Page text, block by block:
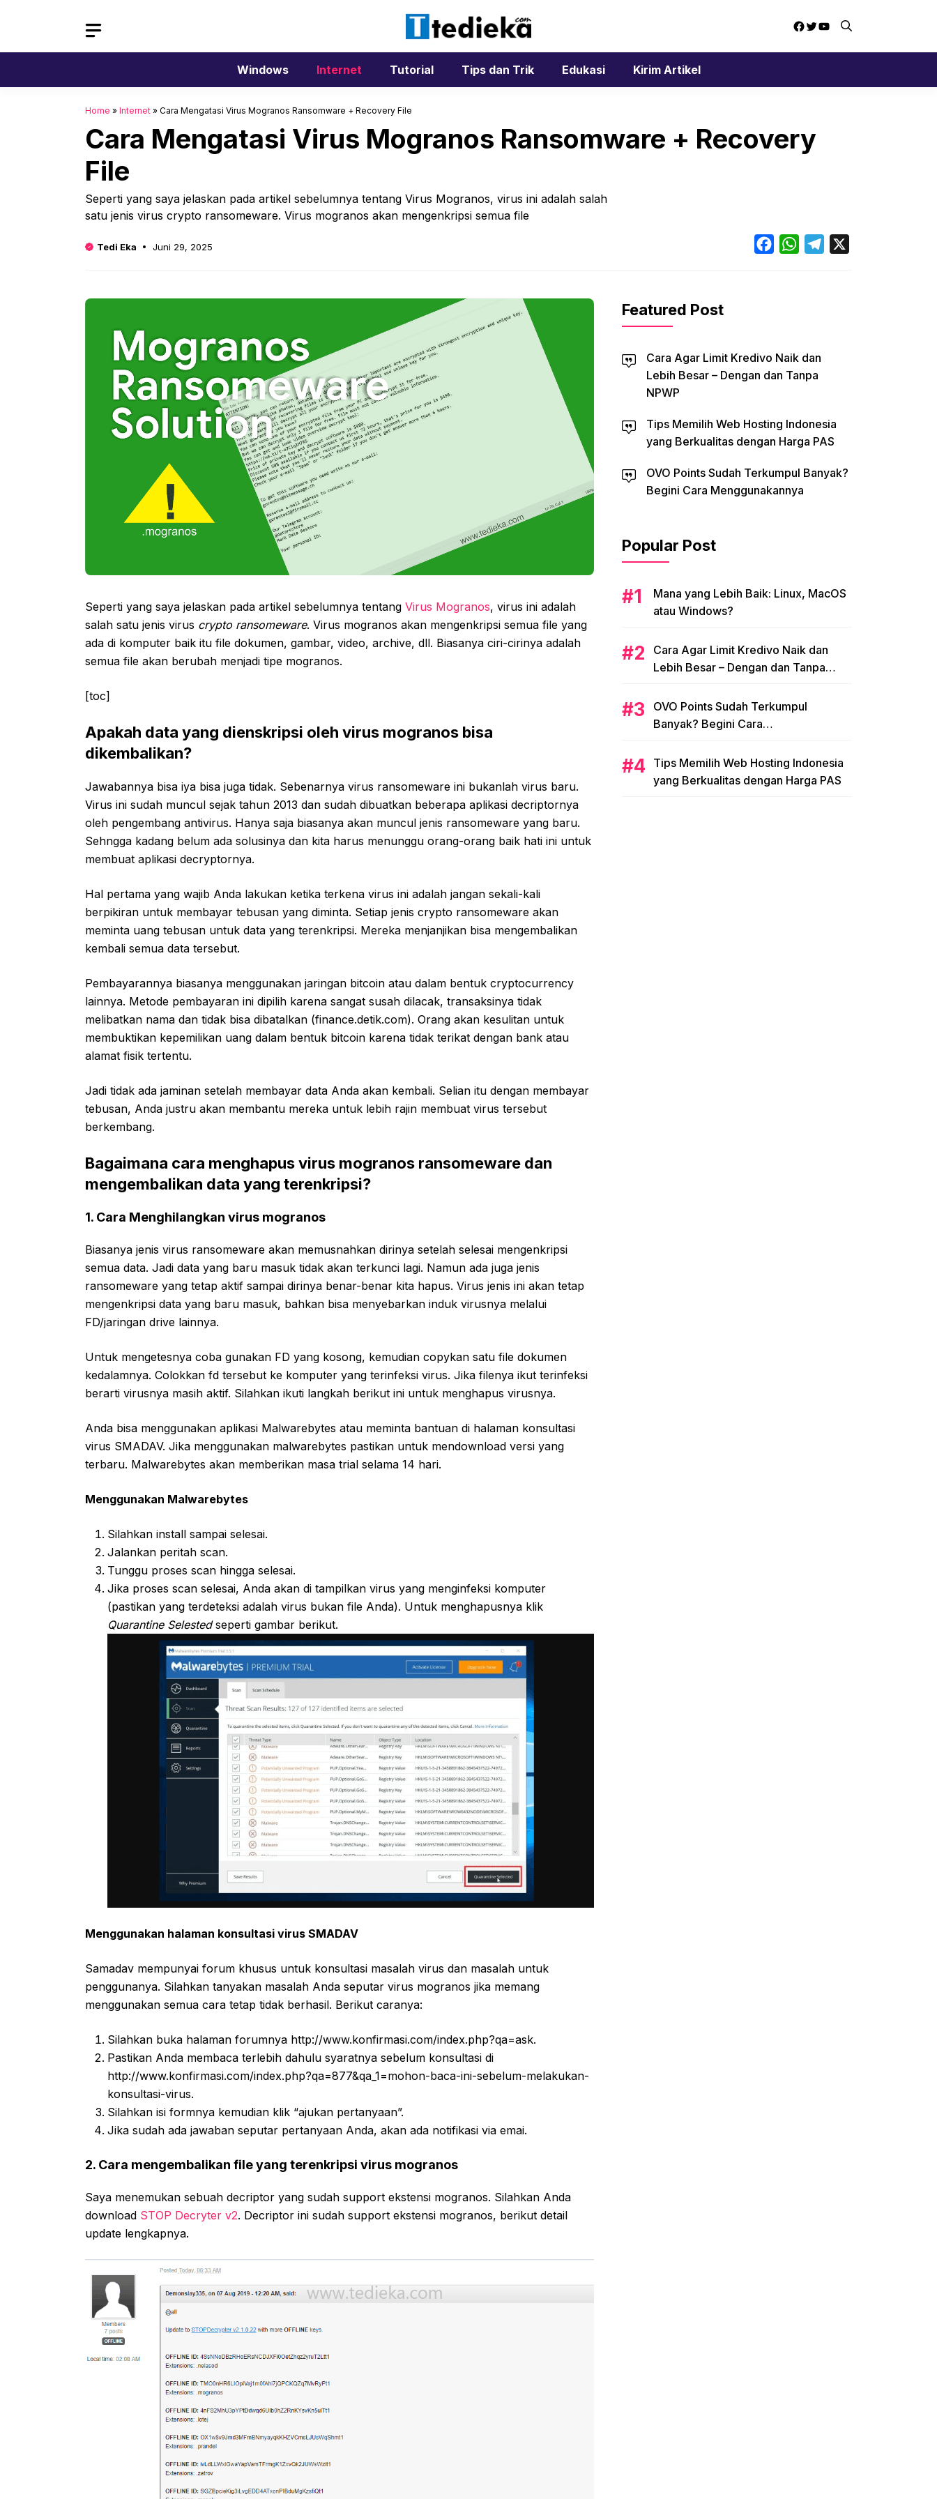
Facebook
Twitter
YouTube
Windows Internet Tutorial Tips dan Trik Edukasi Kirim Artikel
Home » Internet » Cara Mengatasi Virus Mogranos Ransomware + Recovery File
Cara Mengatasi Virus Mogranos Ransomware + Recovery
File
Seperti yang saya jelaskan pada artikel sebelumnya tentang Virus Mogranos, virus ini adalah salah
satu jenis virus crypto ransomeware. Virus mogranos akan mengenkripsi semua file
Tedi Eka Juni 29, 2025 FacebookWhatsAppTelegram
Seperti yang saya jelaskan pada artikel sebelumnya tentang Virus Mogranos, virus ini adalah
salah satu jenis virus crypto ransomeware. Virus mogranos akan mengenkripsi semua file yang
ada di komputer baik itu file dokumen, gambar, video, archive, dll. Biasanya ciri-cirinya adalah
semua file akan berubah menjadi tipe mogranos.
[toc]
Apakah data yang dienskripsi oleh virus mogranos bisa
dikembalikan?
Jawabannya bisa iya bisa juga tidak. Sebenarnya virus ransomeware ini bukanlah virus baru.
Virus ini sudah muncul sejak tahun 2013 dan sudah dibuatkan beberapa aplikasi decriptornya
oleh pengembang antivirus. Hanya saja biasanya akan muncul jenis ransomeware yang baru.
Sehngga kadang belum ada solusinya dan kita harus menunggu orang-orang baik hati ini untuk
membuat aplikasi decryptornya.
Hal pertama yang wajib Anda lakukan ketika terkena virus ini adalah jangan sekali-kali
berpikiran untuk membayar tebusan yang diminta. Setiap jenis crypto ransomeware akan
meminta uang tebusan untuk data yang terenkripsi. Mereka menjanjikan bisa mengembalikan
kembali semua data tersebut.
Pembayarannya biasanya menggunakan jaringan bitcoin atau dalam bentuk cryptocurrency
lainnya. Metode pembayaran ini dipilih karena sangat susah dilacak, transaksinya tidak
melibatkan nama dan tidak bisa dibatalkan (finance.detik.com). Orang akan kesulitan untuk
membuktikan kepemilikan uang dalam bentuk bitcoin karena tidak terikat dengan bank atau
alamat fisik tertentu.
Jadi tidak ada jaminan setelah membayar data Anda akan kembali. Selian itu dengan membayar
tebusan, Anda justru akan membantu mereka untuk lebih rajin membuat virus tersebut
berkembang.
Bagaimana cara menghapus virus mogranos ransomeware dan
mengembalikan data yang terenkripsi?
1. Cara Menghilangkan virus mogranos
Biasanya jenis virus ransomeware akan memusnahkan dirinya setelah selesai mengenkripsi
semua data. Jadi data yang baru masuk tidak akan terkunci lagi. Namun ada juga jenis
ransomeware yang tetap aktif sampai dirinya benar-benar kita hapus. Virus jenis ini akan tetap
mengenkripsi data yang baru masuk, bahkan bisa menyebarkan induk virusnya melalui
FD/jaringan drive lainnya.
Untuk mengetesnya coba gunakan FD yang kosong, kemudian copykan satu file dokumen
kedalamnya. Colokkan fd tersebut ke komputer yang terinfeksi virus. Jika filenya ikut terinfeksi
berarti virusnya masih aktif. Silahkan ikuti langkah berikut ini untuk menghapus virusnya.
Anda bisa menggunakan aplikasi Malwarebytes atau meminta bantuan di halaman konsultasi
virus SMADAV. Jika menggunakan malwarebytes pastikan untuk mendownload versi yang
terbaru. Malwarebytes akan memberikan masa trial selama 14 hari.
Menggunakan Malwarebytes
Silahkan install sampai selesai.
Jalankan peritah scan.
Tunggu proses scan hingga selesai.
Jika proses scan selesai, Anda akan di tampilkan virus yang menginfeksi komputer
(pastikan yang terdeteksi adalah virus bukan file Anda). Untuk menghapusnya klik
Quarantine Selestedseperti gambar berikut.
Menggunakan halaman konsultasi virus SMADAV
Samadav mempunyai forum khusus untuk konsultasi masalah virus dan masalah untuk
penggunanya. Silahkan tanyakan masalah Anda seputar virus mogranos jika memang
menggunakan semua cara tetap tidak berhasil. Berikut caranya:
Silahkan buka halaman forumnya http://www.konfirmasi.com/index.php?qa=ask.
Pastikan Anda membaca terlebih dahulu syaratnya sebelum konsultasi di
http://www.konfirmasi.com/index.php?qa=877&qa_1=mohon-baca-ini-sebelum-melakukan-
konsultasi-virus.
Silahkan isi formnya kemudian klik “ajukan pertanyaan”.
Jika sudah ada jawaban seputar pertanyaan Anda, akan ada notifikasi via emai.
2. Cara mengembalikan file yang terenkripsi virus mogranos
Saya menemukan sebuah decriptor yang sudah support ekstensi mogranos. Silahkan Anda
download STOP Decryter v2. Decriptor ini sudah support ekstensi mogranos, berikut detail
update lengkapnya.
Featured Post
Cara Agar Limit Kredivo Naik dan
Lebih Besar – Dengan dan Tanpa
NPWP
Tips Memilih Web Hosting Indonesia
yang Berkualitas dengan Harga PAS
OVO Points Sudah Terkumpul Banyak?
Begini Cara Menggunakannya
Popular Post
Mana yang Lebih Baik: Linux, MacOS
atau Windows?
Cara Agar Limit Kredivo Naik dan
Lebih Besar – Dengan dan Tanpa
OVO Points Sudah Terkumpul
Banyak? Begini Cara
Tips Memilih Web Hosting Indonesia
yang Berkualitas dengan Harga PAS